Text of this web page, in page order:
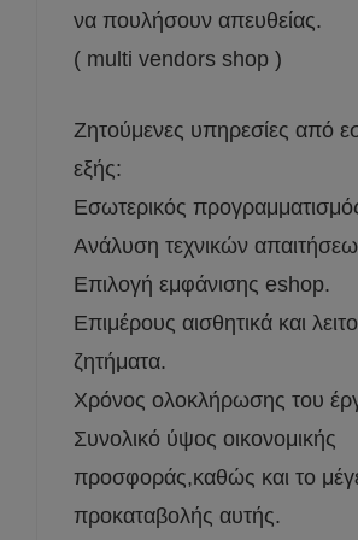
να πουλήσουν απευθείας.
( multi vendors shop )
Ζητούμενες υπηρεσίες από
εξής:
Εσωτερικός προγραμματισμός
Ανάλυση τεχνικών
Επιλογή εμφάνισης eshop.
Επιμέρους αισθητικά και
ζητήματα.
Χρόνος ολοκλήρωσης του
Συνολικό ύψος οικονομικής
προσφοράς,καθώς και το
προκαταβολής αυτής.